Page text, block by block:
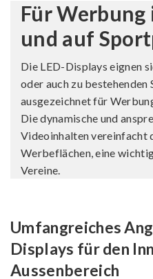
Für
und auf
Die LED-Displays eignen
oder auch zu
ausgezeichnet für
Die dynamische und
Videoinhalten vereinfacht
Werbeflächen, eine
Vereine.
Umfangreiches
Displays für den
Aussenbereich